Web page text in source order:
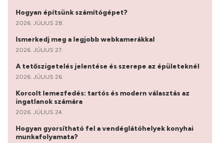
Hogyan építsünk számítógépet?
2026. JÚLIUS 28.
Ismerkedj meg a legjobb webkamerákkal
2026. JÚLIUS 27.
A tetőszigetelés jelentése és szerepe az épületeknél
2026. JÚLIUS 26.
Korcolt lemezfedés: tartós és modern választás az
ingatlanok számára
2026. JÚLIUS 24.
Hogyan gyorsítható fel a vendéglátóhelyek konyhai
munkafolyamata?